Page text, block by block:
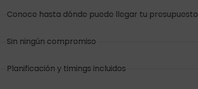
Conoce hasta dónde puede llegar tu presupuesto
Sin ningún compromiso
Planificación y timings incluidos